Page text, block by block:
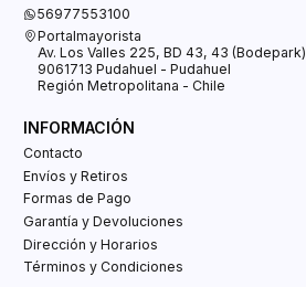
56977553100
Portalmayorista
Av. Los Valles 225, BD 43, 43 (Bodepark)
9061713 Pudahuel - Pudahuel
Región Metropolitana - Chile
INFORMACIÓN
Contacto
Envíos y Retiros
Formas de Pago
Garantía y Devoluciones
Dirección y Horarios
Términos y Condiciones